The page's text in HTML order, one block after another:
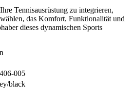
Tennisausrüstung zu integrieren,
das Komfort, Funktionalität und
dieses dynamischen Sports
005
black